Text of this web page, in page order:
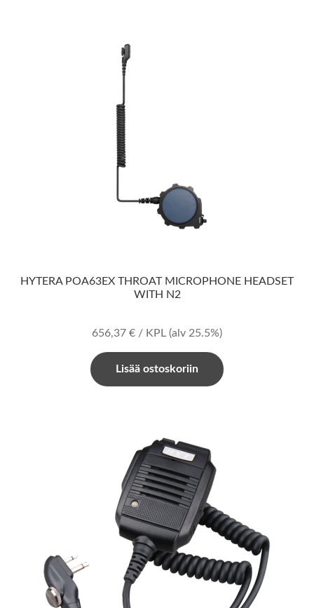
HYTERA POA63EX THROAT MICROPHONE HEADSET
WITH N2
656,37 € / KPL (alv 25.5%)
Lisää ostoskoriin